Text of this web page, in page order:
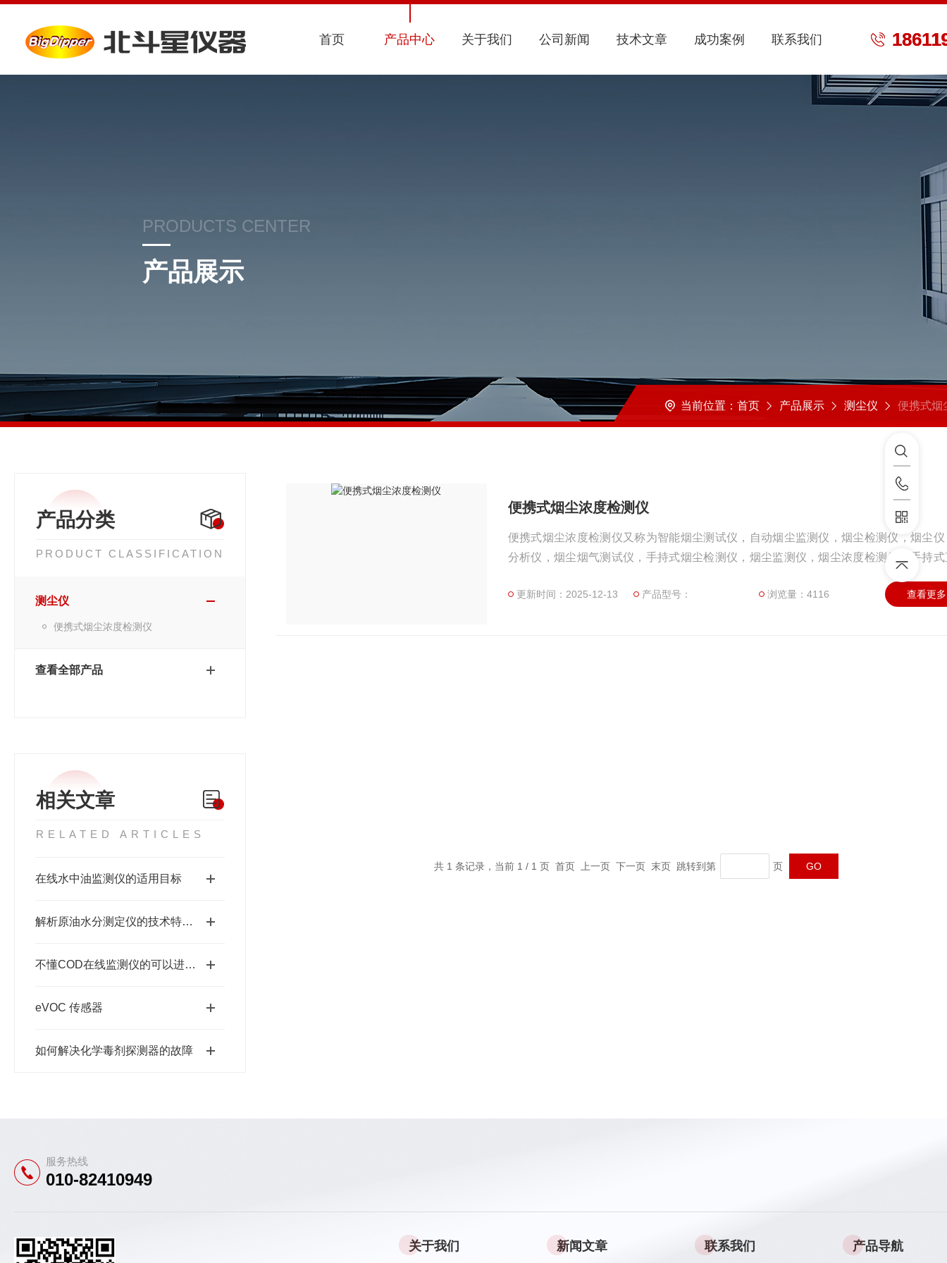
首页 产品中心 关于我们 公司新闻 技术文章 成功案例 联系我们
PRODUCTS CENTER
产品展示
当前位置： 首页 产品展示 测尘仪 便携式烟尘浓度检
产品分类
PRODUCT CLASSIFICATION
测尘仪
便携式烟尘浓度检测仪
查看全部产品
相关文章
RELATED ARTICLES
在线水中油监测仪的适用目标
解析原油水分测定仪的技术特点及性能优势
不懂COD在线监测仪的可以进来看一看
eVOC 传感器
如何解决化学毒剂探测器的故障
便携式烟尘浓度检测仪
便携式烟尘浓度检测仪又称为智能烟尘测试仪，自动烟尘监测仪，烟尘检测仪，烟尘
分析仪，烟尘烟气测试仪，手持式烟尘检测仪，烟尘监测仪，烟尘浓度检测仪，手持
尘监测，烟尘浓度测量仪，烟尘浓度测试仪，烟尘浓度监测仪 烟尘浓度检测仪等
更新时间：2025-12-13 产品型号： 浏览量：4116 查看更
共 1 条记录，当前 1 / 1 页 首页 上一页 下一页 末页 跳转到第 页
服务热线
010-82410949
关于我们 新闻文章 联系我们 产品导航